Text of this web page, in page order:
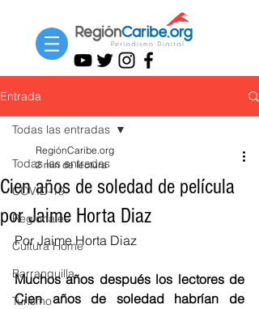
Entrada
Todas las entradas
COVID-19
Regionales
Cultura Home
Barranquilla
Turismo
Todas las entradas
Cien años de soledad de película
por Jaime Horta Diaz
RegiónCaribe.org
2 min de lectura
Por Jaime Horta Diaz
Muchos años después los lectores de
Cien años de soledad habrían de